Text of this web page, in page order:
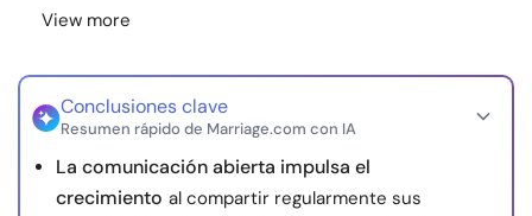
© Copyright 2026. Todos los derechos reservados.
View more
Conclusiones clave
Resumen rápido de Marriage.com con IA
La comunicación abierta impulsa el
crecimiento al compartir regularmente sus